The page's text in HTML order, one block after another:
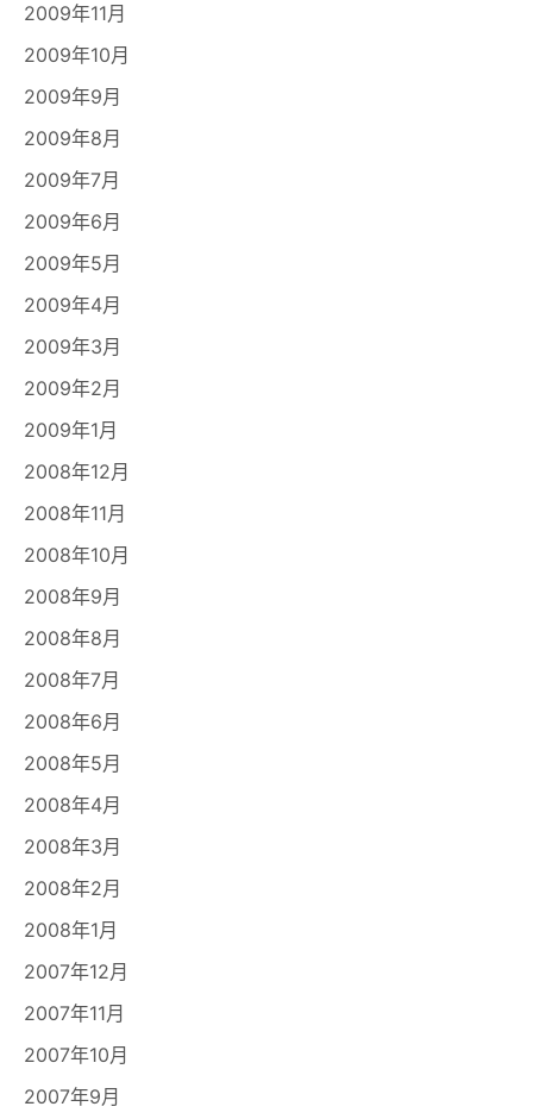
2009年11月
2009年10月
2009年9月
2009年8月
2009年7月
2009年6月
2009年5月
2009年4月
2009年3月
2009年2月
2009年1月
2008年12月
2008年11月
2008年10月
2008年9月
2008年8月
2008年7月
2008年6月
2008年5月
2008年4月
2008年3月
2008年2月
2008年1月
2007年12月
2007年11月
2007年10月
2007年9月